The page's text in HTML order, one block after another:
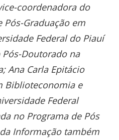
coordenadora do
Pós-Graduação em
Federal do Piauí
Pós-Doutorado na
Ana Carla Epitácio
Biblioteconomia e
Federal
no Programa de Pós
Informação também